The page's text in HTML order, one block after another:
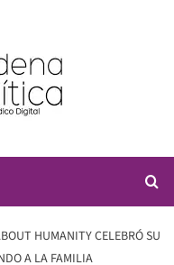
HUMANITY CELEBRÓ SU
A LA FAMILIA